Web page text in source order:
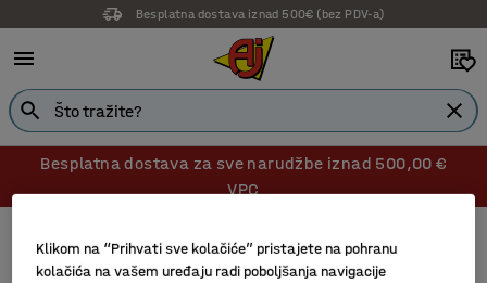
Besplatna dostava iznad 500€ (bez PDV-a)
Besplatna dostava za sve narudžbe iznad 500,00 €
VPC
Produžeci vilica
Klikom na “Prihvati sve kolačiće” pristajete na pohranu
kolačića na vašem uređaju radi poboljšanja navigacije